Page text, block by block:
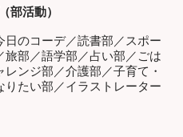
部活動）
のコーデ／読書部／スポー
部／語学部／占い部／ごは
ンジ部／介護部／子育て・
たい部／イラストレーター